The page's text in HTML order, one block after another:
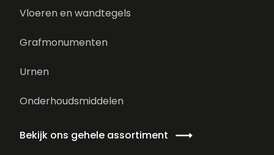
Vloeren en wandtegels
Grafmonumenten
Urnen
Onderhoudsmiddelen
Bekijk ons gehele assortiment